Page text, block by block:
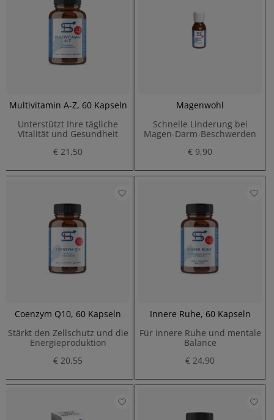
Multivitamin A-Z, 60 Kapseln
Unterstützt Ihre tägliche
Vitalität und Gesundheit
€ 21,50
Magenwohl
Schnelle Linderung bei
Magen-Darm-Beschwerden
€ 9,90
Coenzym Q10, 60 Kapseln
Stärkt den Zellschutz und die
Energieproduktion
€ 20,55
Innere Ruhe, 60 Kapseln
Für innere Ruhe und mentale
Balance
€ 24,90